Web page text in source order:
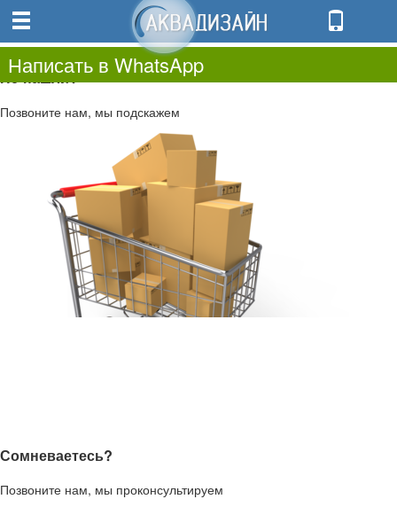
0.00
0
Не нашли?
Позвоните нам, мы подскажем
Сомневаетесь?
Позвоните нам, мы проконсультируем
Написать в WhatsApp